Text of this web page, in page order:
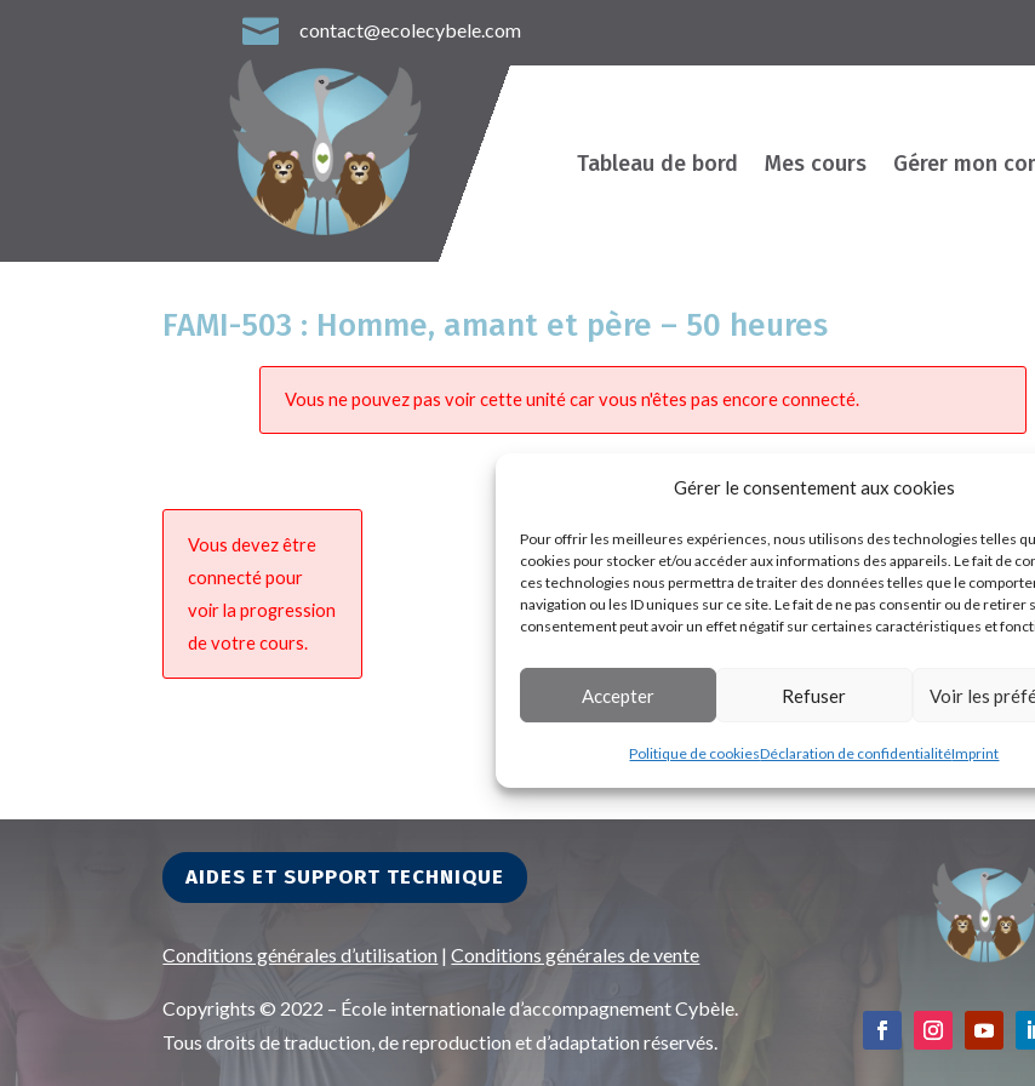
Gérer le consentement aux cookies
Pour offrir les meilleures expériences, nous utilisons des technologies telles
cookies pour stocker et/ou accéder aux informations des appareils. Le fait de
ces technologies nous permettra de traiter des données telles que le
navigation ou les ID uniques sur ce site. Le fait de ne pas consentir ou de retirer
consentement peut avoir un effet négatif sur certaines caractéristiques et
Accepter Refuser Voir les
Politique de cookiesDéclaration de confidentialitéImprint
 contact@ecolecybele.com
Tableau de bord Mes cours Gérer mon
FAMI-503 : Homme, amant et père – 50 heures
Vous ne pouvez pas voir cette unité car vous n'êtes pas encore connecté.
Vous devez être
connecté pour
voir la progression
de votre cours.
AIDES ET SUPPORT TECHNIQUE
Conditions générales d’utilisation | Conditions générales de vente
Copyrights © 2022 – École internationale d’accompagnement Cybèle.
Tous droits de traduction, de reproduction et d’adaptation réservés.